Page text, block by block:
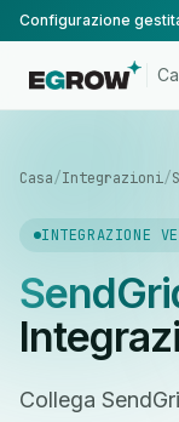
Casa/Integrazioni/
INTEGRAZIONE
Collega